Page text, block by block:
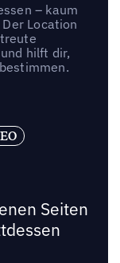
– kaum
Location
hilft dir,
Seiten